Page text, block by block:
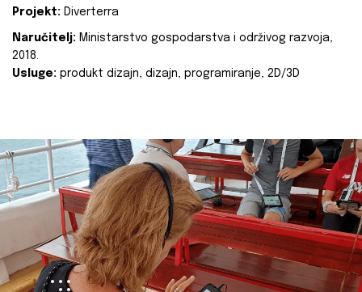
Projekt: Diverterra
Naručitelj: Ministarstvo gospodarstva i održivog razvoja,
2018.
Usluge: produkt dizajn, dizajn, programiranje, 2D/3D